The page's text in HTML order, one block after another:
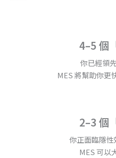
4–5 個
你已經領先
MES 將幫助你更
2–3 個
你正面臨隱性
MES 可以